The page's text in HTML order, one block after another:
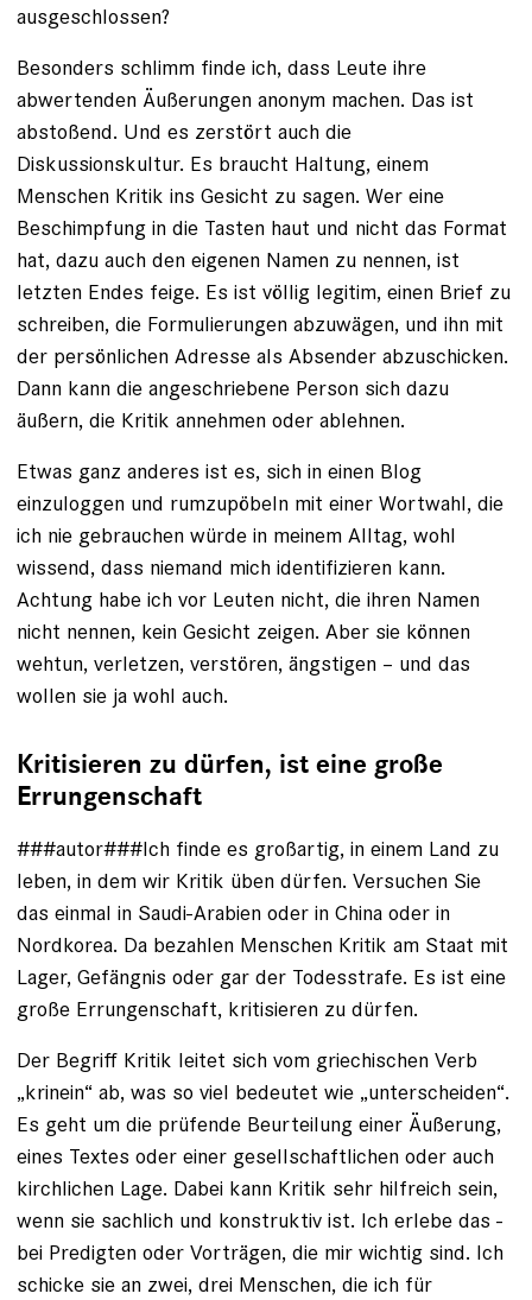
ausgeschlossen?
Besonders schlimm finde ich, dass Leute ihre
abwertenden Äußerungen ano­nym machen. Das ist
abstoßend. Und es zerstört auch die
Diskussionskultur. Es braucht Haltung, einem
Menschen Kritik ins Gesicht zu sagen. Wer eine
Beschimpfung in die Tasten haut und nicht das ­Format
hat, dazu auch den eigenen Namen zu nennen, ist
letzten Endes feige. Es ist völlig legitim, einen Brief zu
schreiben, die Formulierungen abzuwägen, und ihn mit
der persönlichen Adresse als Absender abzuschicken.
Dann kann die angeschriebene Person sich dazu
äußern, die Kritik an­nehmen oder ablehnen.
Etwas ganz anderes ist es, sich in einen Blog
einzuloggen und rumzupöbeln mit einer Wortwahl, die
ich nie gebrauchen würde in meinem Alltag, wohl
wissend, dass niemand mich identifizieren kann.
Achtung habe ich vor Leuten nicht, die ihren Namen
nicht nennen, kein Gesicht zeigen. Aber sie können
wehtun, verletzen, verstören, ängstigen – und das
wollen sie ja wohl auch.
Kritisieren zu dürfen, ist eine große
Errungenschaft
###autor###Ich finde es großartig, in einem Land zu
leben, in dem wir Kritik üben dürfen. ­Versuchen Sie
das einmal in Saudi-Arabien oder in China oder in
Nordkorea. ­Da bezahlen Menschen Kritik am Staat mit
Lager, Gefängnis oder gar der Todesstrafe. Es ist eine
große Errungenschaft, kriti­sieren zu dürfen.
Der Begriff Kritik leitet sich vom griechischen Verb
„krinein“ ab, was so viel bedeutet wie „unterscheiden“.
Es geht um die prüfende Beurteilung einer Äußerung,
eines Textes oder einer gesellschaftlichen oder auch
kirchlichen Lage. Dabei kann Kritik sehr hilfreich sein,
wenn sie sachlich und konstruktiv ist. Ich erlebe das ­
bei Predigten oder Vorträgen, die mir wichtig sind. Ich
schicke sie an zwei, drei Menschen, die ich für